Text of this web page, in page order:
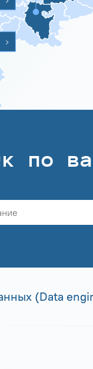
>
по
(Data